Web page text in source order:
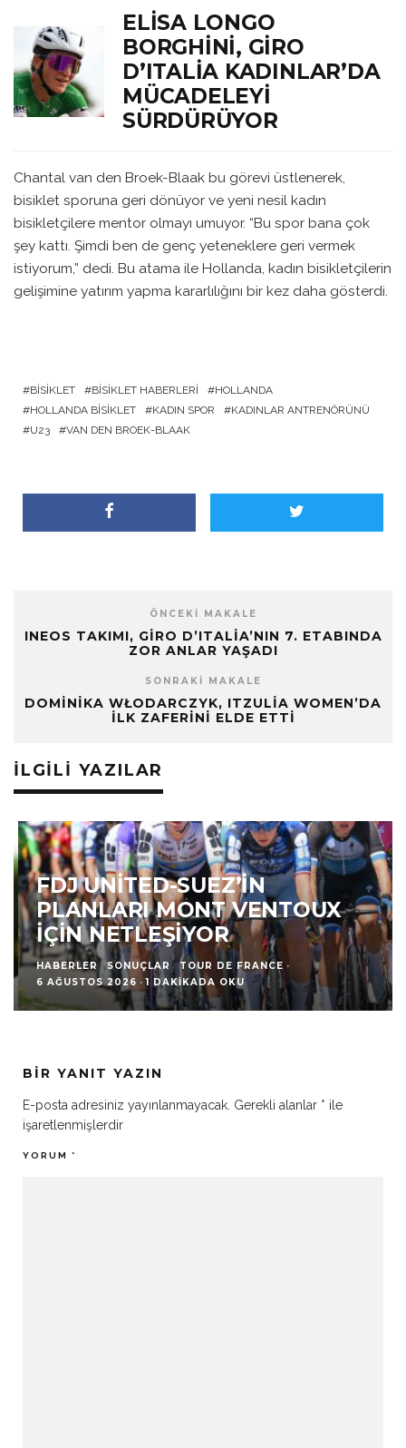
ELISA LONGO
BORGHINI, GIRO
D’ITALIA KADINLAR’DA
MÜCADELEYI
SÜRDÜRÜYOR
Chantal van den Broek-Blaak bu görevi üstlenerek,
bisiklet sporuna geri dönüyor ve yeni nesil kadın
bisikletçilere mentor olmayı umuyor. “Bu spor bana çok
şey kattı. Şimdi ben de genç yeteneklere geri vermek
istiyorum,” dedi. Bu atama ile Hollanda, kadın bisikletçilerin
gelişimine yatırım yapma kararlılığını bir kez daha gösterdi.
BISIKLET BISIKLET HABERLERI
HOLLANDA
HOLLANDA BISIKLET
KADIN SPOR
KADINLAR ANTRENÖRÜNÜ
U23
VAN DEN BROEK-BLAAK
ÖNCEKI MAKALE
INEOS TAKIMI, GIRO D’ITALIA’NIN 7. ETABINDA
ZOR ANLAR YAŞADI
SONRAKI MAKALE
DOMINIKA WŁODARCZYK, ITZULIA WOMEN’DA
İLK ZAFERINI ELDE ETTI
İLGILI YAZILAR
FDJ UNITED-SUEZ’IN
PLANLARI MONT VENTOUX
İÇIN NETLEŞIYOR
HABERLER SONUÇLAR TOUR DE FRANCE ·
6 AĞUSTOS 2026 · 1 DAKIKADA OKU
BIR YANIT YAZIN
E-posta adresiniz yayınlanmayacak. Gerekli alanlar * ile
işaretlenmişlerdir
YORUM *